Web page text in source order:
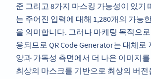
준 그리고 8가지 마스킹 가능성이 있기
는 주어진 입력에 대해 1,280개의 가능
을 의미합니다. 그러나 마케팅 목적으
용되므로 QR Code Generator는 대체로
양과 가독성 측면에서 더 나은 이미지
최상의 마스크를 기반으로 최상의 버